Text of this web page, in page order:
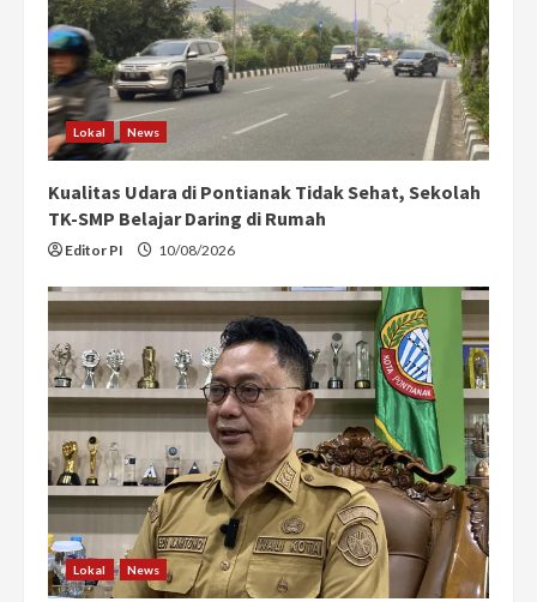
Lokal News
Kualitas Udara di Pontianak Tidak Sehat, Sekolah
TK-SMP Belajar Daring di Rumah
Editor PI 10/08/2026
Lokal News